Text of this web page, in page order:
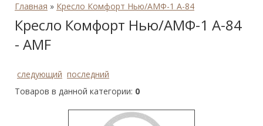
Главная » Кресло Комфорт Нью/АМФ-1 А-84
Кресло Комфорт Нью/АМФ-1 А-84
- AMF
следующий последний
Товаров в данной категории: 0